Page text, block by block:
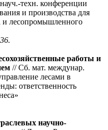
техн. конференции
и производства для
и лесопромышленного
работы и
// Сб. мат. междунар.
лесами в
ответственность
научно-